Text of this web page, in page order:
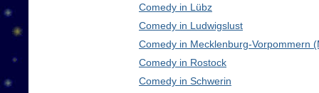
Comedy in Lübz
Comedy in Ludwigslust
Comedy in Mecklenburg-Vorpommern
Comedy in Rostock
Comedy in Schwerin